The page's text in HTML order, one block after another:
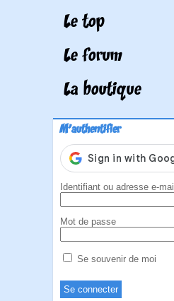
Le top
Le forum
La boutique
M'authentifier
Identifiant ou adresse e-mail
Mot de passe
Se souvenir de moi